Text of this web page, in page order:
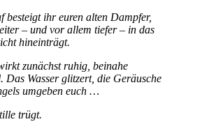
besteigt ihr euren alten Dampfer,
– und vor allem tiefer – in das
hineinträgt.
zunächst ruhig, beinahe
Das Wasser glitzert, die Geräusche
umgeben euch …
trügt.